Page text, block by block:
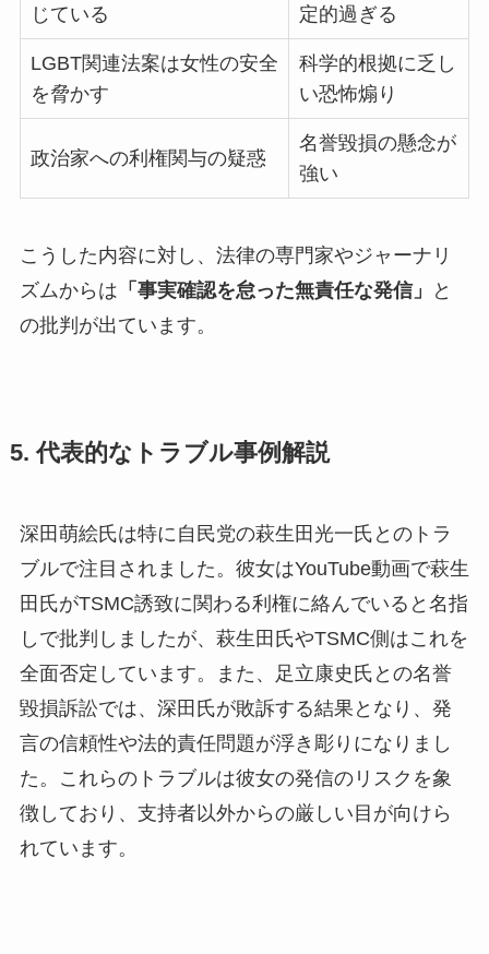
じている
定的過ぎる
LGBT関連法案は女性の安全
を脅かす
科学的根拠に乏し
い恐怖煽り
政治家への利権関与の疑惑
名誉毀損の懸念が
強い
こうした内容に対し、法律の専門家やジャーナリ
ズムからは 「事実確認を怠った無責任な発信」
と
の批判が出ています。
5. 代表的なトラブル事例解説
深田萌絵氏は特に自民党の萩生田光一氏とのトラ
ブルで注目されました。彼女はYouTube動画で萩生
田氏がTSMC誘致に関わる利権に絡んでいると名指
しで批判しましたが、萩生田氏やTSMC側はこれを
全面否定しています。また、足立康史氏との名誉
毀損訴訟では、深田氏が敗訴する結果となり、発
言の信頼性や法的責任問題が浮き彫りになりまし
た。これらのトラブルは彼女の発信のリスクを象
徴しており、支持者以外からの厳しい目が向けら
れています。